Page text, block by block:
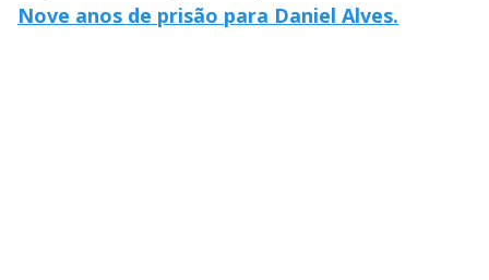
Nove anos de prisão para Daniel Alves.